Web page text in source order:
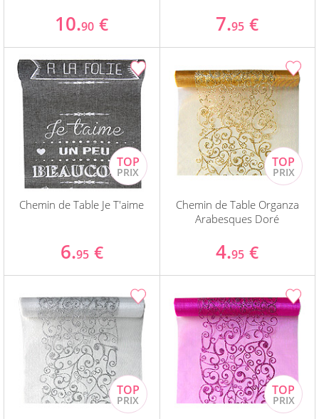
10.90 € 7.95 €
Chemin de Table Je T'aime
6.95 €
Chemin de Table Organza
Arabesques Doré
4.95 €